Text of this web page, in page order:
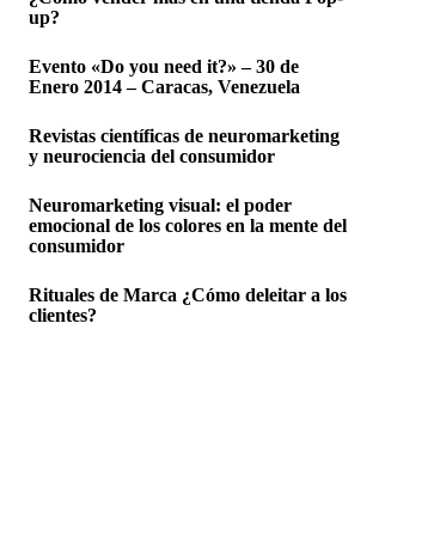
up?
Evento «Do you need it?» – 30 de
Enero 2014 – Caracas, Venezuela
Revistas científicas de neuromarketing
y neurociencia del consumidor
Neuromarketing visual: el poder
emocional de los colores en la mente del
consumidor
Rituales de Marca ¿Cómo deleitar a los
clientes?